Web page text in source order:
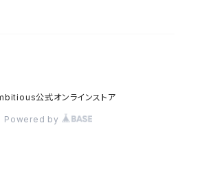
公式オンラインストア
Powered by